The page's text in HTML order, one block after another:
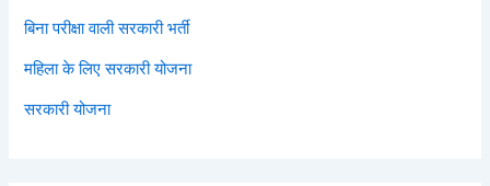
बिना परीक्षा वाली सरकारी भर्ती
महिला के लिए सरकारी योजना
सरकारी योजना